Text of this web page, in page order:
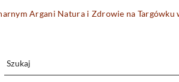
Argani Natura i Zdrowie na Targówku